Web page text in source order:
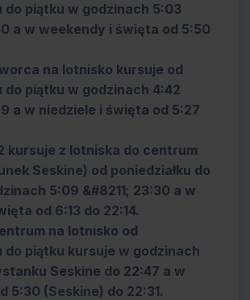
do piątku w godzinach 5:03
a w weekendy i święta od 5:50
na lotnisko kursuje od
do piątku w godzinach 4:42
a w niedziele i święta od 5:27
kursuje z lotniska do centrum
Seskine) od poniedziałku do
5:09 &#8211; 23:30 a w
od 6:13 do 22:14.
na lotnisko od
do piątku kursuje w godzinach
Seskine do 22:47 a w
5:30 (Seskine) do 22:31.